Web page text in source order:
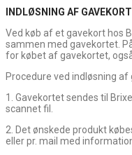
INDLØSNING AF GAVEKORT
Ved køb af et gavekort hos
sammen med gavekortet.
for købet af gavekortet,
Procedure ved indløsning af
1. Gavekortet sendes til
scannet fil.
2. Det ønskede produkt
eller pr. mail med